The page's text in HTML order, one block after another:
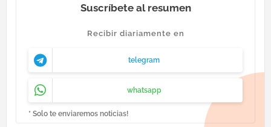
Suscríbete al resumen
Recibir diariamente en
telegram
whatsapp
* Solo te enviaremos noticias!